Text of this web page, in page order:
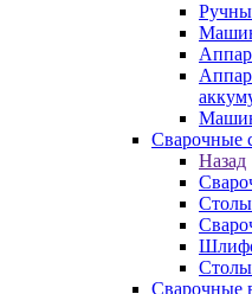
Сварочные
Назад
Столы
Сварочные